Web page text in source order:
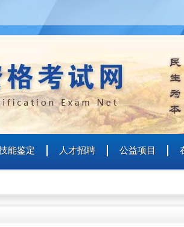
能鉴定 人才招聘 公益项目